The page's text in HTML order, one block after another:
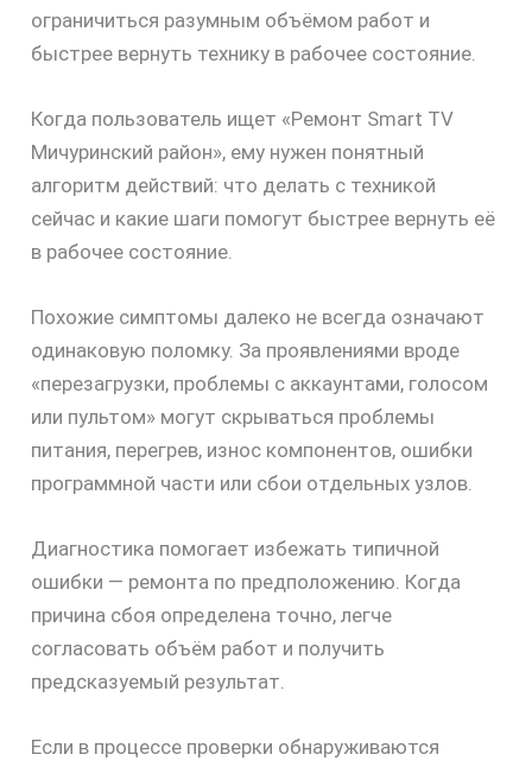
ограничиться разумным объёмом работ и
быстрее вернуть технику в рабочее состояние.
Когда пользователь ищет «Ремонт Smart TV
Мичуринский район», ему нужен понятный
алгоритм действий: что делать с техникой
сейчас и какие шаги помогут быстрее вернуть её
в рабочее состояние.
Похожие симптомы далеко не всегда означают
одинаковую поломку. За проявлениями вроде
«перезагрузки, проблемы с аккаунтами, голосом
или пультом» могут скрываться проблемы
питания, перегрев, износ компонентов, ошибки
программной части или сбои отдельных узлов.
Диагностика помогает избежать типичной
ошибки — ремонта по предположению. Когда
причина сбоя определена точно, легче
согласовать объём работ и получить
предсказуемый результат.
Если в процессе проверки обнаруживаются